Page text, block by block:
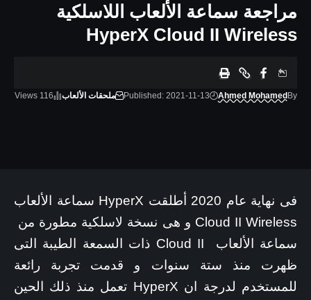
مراجعة سماعة الألعاب اللاسلكية
HyperX Cloud II Wireless
By
Ahmed Mohamed
Published: 2021-11-13 ملحقات الألعاب 116 Views
فى نهاية عام 2020 أطلقت HyperX سماعة الألعاب
Cloud II Wireless و هى نسخة لاسلكية مطورة من
سماعة الألعاب Cloud II ذات السمعة الطيبة التى
ظهرت منذ ستة سنوات و قدمت تجربة رائعة
للمستخدم لدرجة ان HyperX تعمل منذ ذلك الحين